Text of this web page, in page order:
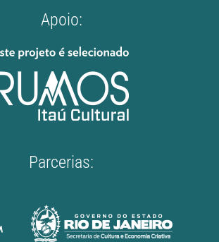
Apoio:
Parcerias: